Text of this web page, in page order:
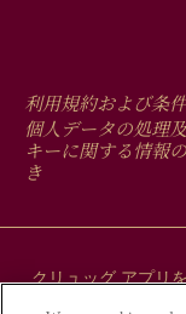
MENU
利用規約および条件
個人データの処理
キーに関する情報
き
クリュッグ アプリ